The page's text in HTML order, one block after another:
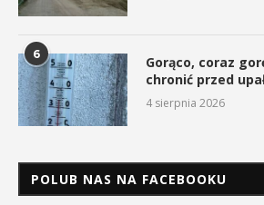
6
Gorąco, coraz
chronić przed
4 sierpnia 2026
POLUB NAS NA FACEBOOKU